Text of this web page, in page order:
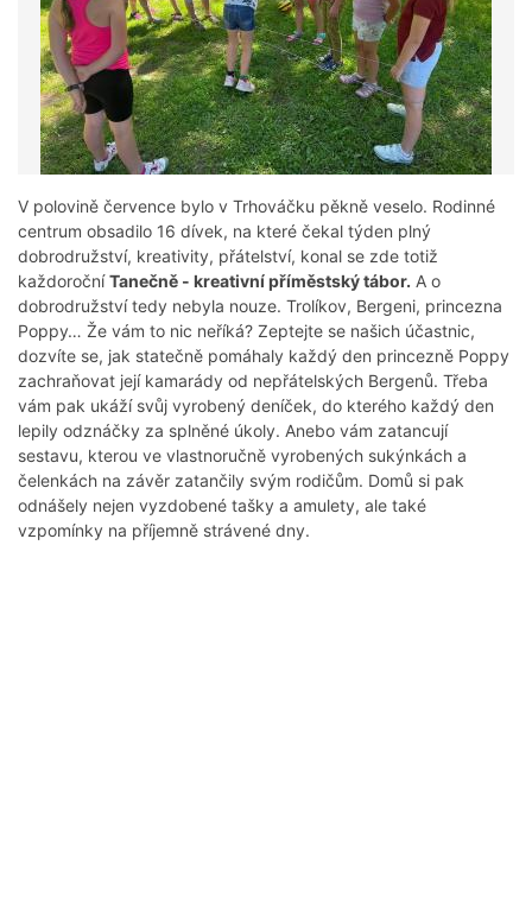
V polovině července bylo v Trhováčku pěkně veselo. Rodinné
centrum obsadilo 16 dívek, na které čekal týden plný
dobrodružství, kreativity, přátelství, konal se zde totiž
každoročníTanečně - kreativní příměstský tábor. A o
dobrodružství tedy nebyla nouze. Trolíkov, Bergeni, princezna
Poppy… Že vám to nic neříká? Zeptejte se našich účastnic,
dozvíte se, jak statečně pomáhaly každý den princezně Poppy
zachraňovat její kamarády od nepřátelských Bergenů. Třeba
vám pak ukáží svůj vyrobený deníček, do kterého každý den
lepily odznáčky za splněné úkoly. Anebo vám zatancují
sestavu, kterou ve vlastnoručně vyrobených sukýnkách a
čelenkách na závěr zatančily svým rodičům. Domů si pak
odnášely nejen vyzdobené tašky a amulety, ale také
vzpomínky na příjemně strávené dny.